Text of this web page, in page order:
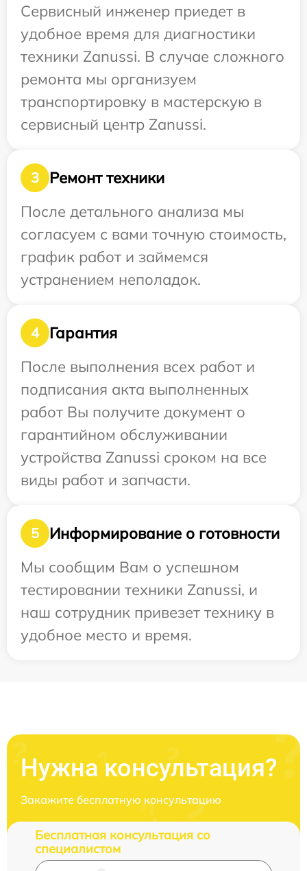
Сервисный инженер приедет в
удобное время для диагностики
техники Zanussi. В случае сложного
ремонта мы организуем
транспортировку в мастерскую в
сервисный центр Zanussi.
3
Ремонт техники
После детального анализа мы
согласуем с вами точную стоимость,
график работ и займемся
устранением неполадок.
4
Гарантия
После выполнения всех работ и
подписания акта выполненных
работ Вы получите документ о
гарантийном обслуживании
устройства Zanussi сроком на все
виды работ и запчасти.
5
Информирование о готовности
Мы сообщим Вам о успешном
тестировании техники Zanussi, и
наш сотрудник привезет технику в
удобное место и время.
Нужна консультация?
Закажите бесплатную консультацию
Бесплатная консультация со
специалистом